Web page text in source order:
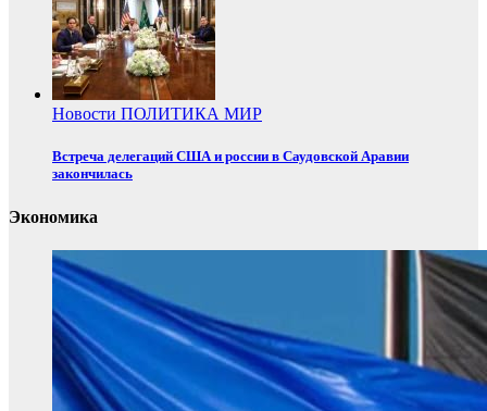
Новости ПОЛИТИКА МИР
Встреча делегаций США и россии в Саудовской Аравии
закончилась
Экономика